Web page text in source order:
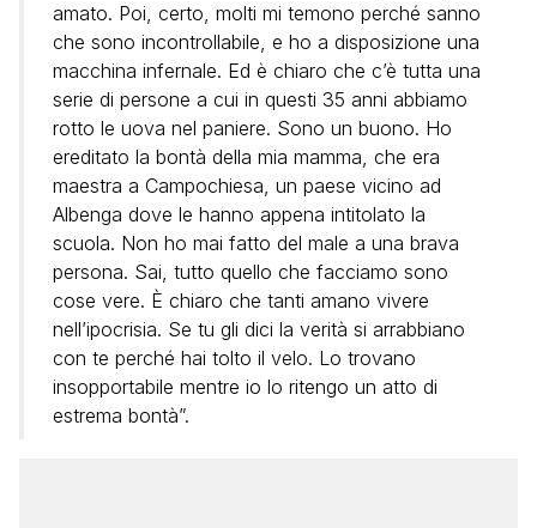
amato. Poi, certo, molti mi temono perché sanno
che sono incontrollabile, e ho a disposizione una
macchina infernale. Ed è chiaro che c’è tutta una
serie di persone a cui in questi 35 anni abbiamo
rotto le uova nel paniere. Sono un buono. Ho
ereditato la bontà della mia mamma, che era
maestra a Campochiesa, un paese vicino ad
Albenga dove le hanno appena intitolato la
scuola. Non ho mai fatto del male a una brava
persona. Sai, tutto quello che facciamo sono
cose vere. È chiaro che tanti amano vivere
nell’ipocrisia. Se tu gli dici la verità si arrabbiano
con te perché hai tolto il velo. Lo trovano
insopportabile mentre io lo ritengo un atto di
estrema bontà”.